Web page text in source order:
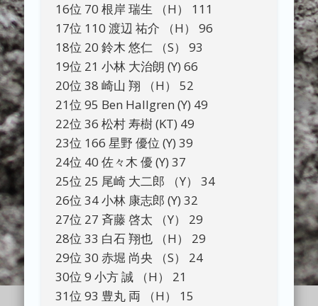
16位 70 根岸 瑞生 （H） 111
17位 110 渡辺 祐介 （H） 96
18位 20 鈴木 悠仁 （S） 93
19位 21 小林 大治朗 (Y) 66
20位 38 崎山 翔 （H） 52
21位 95 Ben Hallgren (Y) 49
22位 36 松村 寿樹 (KT) 49
23位 166 星野 優位 (Y) 39
24位 40 佐々木 優 (Y) 37
25位 25 尾崎 大二郎 （Y） 34
26位 34 小林 康志郎 (Y) 32
27位 27 斉藤 啓太 （Y） 29
28位 33 白石 翔也 （H） 29
29位 30 赤堀 尚央 （S） 24
30位 9 小方 誠 （H） 21
31位 93 豊丸 両 （H） 15